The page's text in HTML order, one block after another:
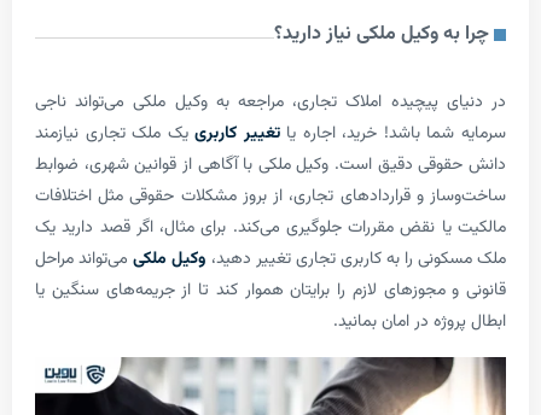
وکیل ملکی نیاز دارید؟
پیچیده املاک تجاری، مراجعه به وکیل ملکی می‌تواند ناجی
باشد! خرید، اجاره یاتغییر کاربری یک ملک تجاری نیازمند
دقیق است. وکیل ملکی با آگاهی از قوانین شهری، ضوابط
و قراردادهای تجاری، از بروز مشکلات حقوقی مثل اختلافات
نقض مقررات جلوگیری می‌کند. برای مثال، اگر قصد دارید یک
را به کاربری تجاری تغییر دهید،وکیل ملکیمی‌تواند مراحل
مجوزهای لازم را برایتان هموار کند تا از جریمه‌های سنگین یا
در امان بمانید.